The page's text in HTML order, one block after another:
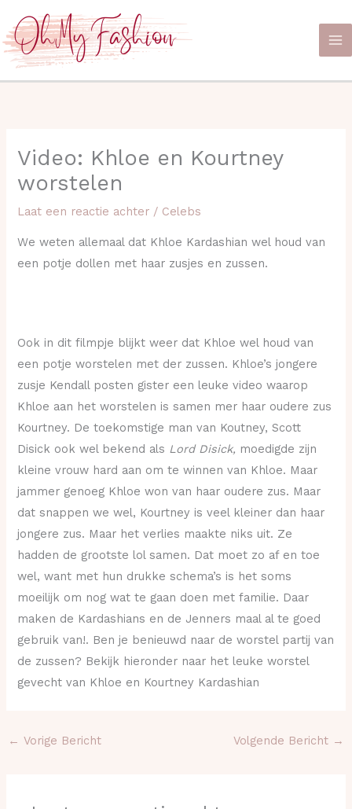
naar
de
inhoud
Video: Khloe en Kourtney
worstelen
Laat een reactie achter / Celebs
We weten allemaal dat Khloe Kardashian wel houd van
een potje dollen met haar zusjes en zussen.
Ook in dit filmpje blijkt weer dat Khloe wel houd van
een potje worstelen met der zussen. Khloe’s jongere
zusje Kendall posten gister een leuke video waarop
Khloe aan het worstelen is samen mer haar oudere zus
Kourtney. De toekomstige man van Koutney, Scott
Disick ook wel bekend als Lord Disick, moedigde zijn
kleine vrouw hard aan om te winnen van Khloe. Maar
jammer genoeg Khloe won van haar oudere zus. Maar
dat snappen we wel, Kourtney is veel kleiner dan haar
jongere zus. Maar het verlies maakte niks uit. Ze
hadden de grootste lol samen. Dat moet zo af en toe
wel, want met hun drukke schema’s is het soms
moeilijk om nog wat te gaan doen met familie. Daar
maken de Kardashians en de Jenners maal al te goed
gebruik van!. Ben je benieuwd naar de worstel partij van
de zussen? Bekijk hieronder naar het leuke worstel
gevecht van Khloe en Kourtney Kardashian
← Vorige Bericht Volgende Bericht →